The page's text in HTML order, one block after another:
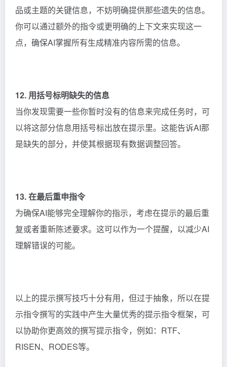
品或主题的关键信息，不妨明确提供那些遗失的信息。
你可以通过额外的指令或更明确的上下文来实现这一
点，确保AI掌握所有生成精准内容所需的信息。
12. 用括号标明缺失的信息
当你发现需要一些你暂时没有的信息来完成任务时，可
以将这部分信息用括号标出放在提示里。这能告诉AI那
是缺失的部分，并使其根据现有数据调整回答。
13. 在最后重申指令
为确保AI能够完全理解你的指示，考虑在提示的最后重
复或者重新陈述要求。这可以作为一个提醒，以减少AI
理解错误的可能。
以上的提示撰写技巧十分有用，但过于抽象，所以在提
示指令撰写的实践中产生大量优秀的提示指令框架，可
以协助你更高效的撰写提示指令，例如：RTF、
RISEN、RODES等。